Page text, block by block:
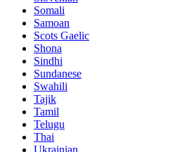
Somali
Samoan
Scots Gaelic
Shona
Sindhi
Sundanese
Swahili
Tajik
Tamil
Telugu
Thai
Ukrainian